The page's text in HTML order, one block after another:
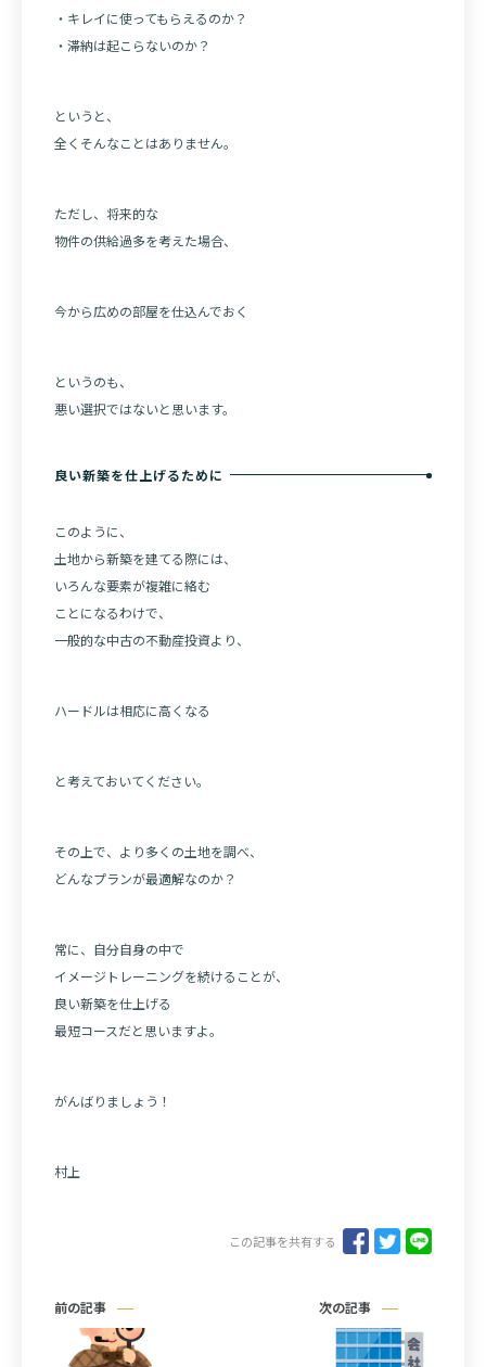
・キレイに使ってもらえるのか？
・滞納は起こらないのか？
というと、
全くそんなことはありません。
ただし、将来的な
物件の供給過多を考えた場合、
今から広めの部屋を仕込んでおく
というのも、
悪い選択ではないと思います。
良い新築を仕上げるために
このように、
土地から新築を建てる際には、
いろんな要素が複雑に絡む
ことになるわけで、
一般的な中古の不動産投資より、
ハードルは相応に高くなる
と考えておいてください。
その上で、より多くの土地を調べ、
どんなプランが最適解なのか？
常に、自分自身の中で
イメージトレーニングを続けることが、
良い新築を仕上げる
最短コースだと思いますよ。
がんばりましょう！
村上
この記事を共有する
前の記事 次の記事